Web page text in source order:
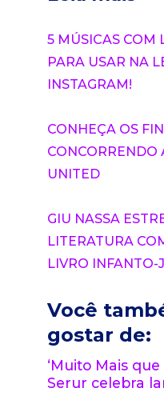
5 MÚSICAS COM
PARA USAR NA
INSTAGRAM!
CONHEÇA OS
CONCORRENDO
UNITED
GIU NASSA
LITERATURA
LIVRO INFANTO-
Você
gostar de:
‘Muito Mais
Serur celebra